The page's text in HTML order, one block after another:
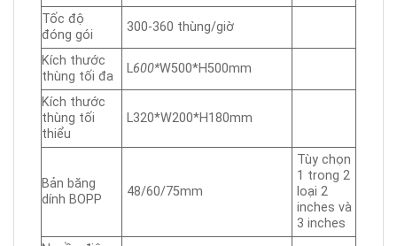
Tốc độ
đóng gói
300-360 thùng/giờ
Kích thước
thùng tối đa
L600*W500*H500mm
Kích thước
thùng tối
thiểu
L320*W200*H180mm
Bản băng
dính BOPP
48/60/75mm
Tùy chọn
1 trong 2
loại 2
inches và
3 inches